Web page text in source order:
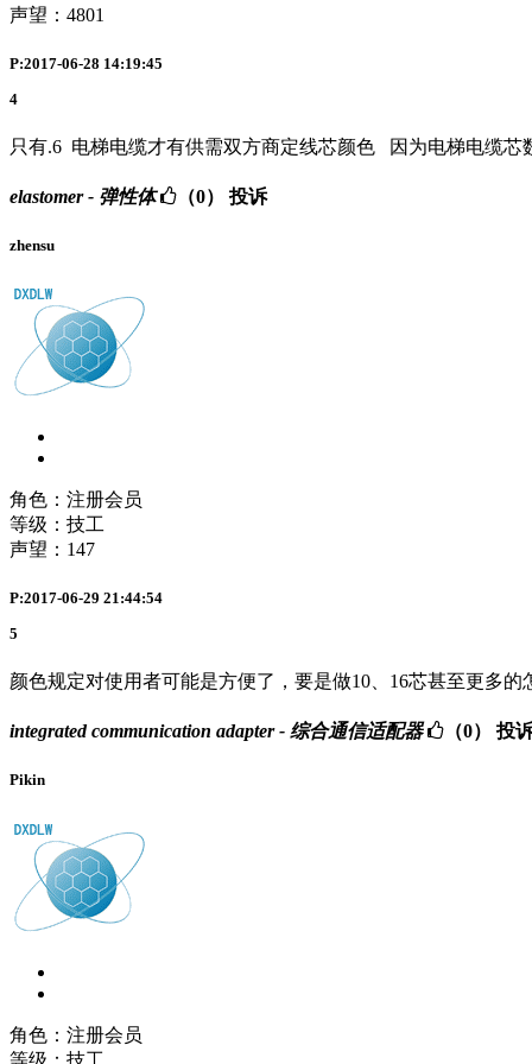
声望： 4801
P:2017-06-28 14:19:45
4
只有.6 电梯电缆才有供需双方商定线芯颜色 因为电梯电缆芯
elastomer - 弹性体 （0） 投诉
zhensu
角色：注册会员
等级：技工
声望： 147
P:2017-06-29 21:44:54
5
颜色规定对使用者可能是方便了，要是做10、16芯甚至更多的
integrated communication adapter - 综合通信适配器 （0） 投
Pikin
角色：注册会员
等级：技工